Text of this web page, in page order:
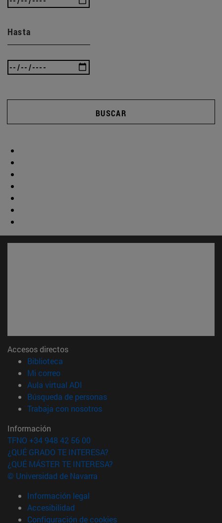
Hasta
BUSCAR
Accesos directos
Biblioteca
Mi correo(abre en nueva ventana)
Aula virtual ADI
Búsqueda de personas(abre en nueva ventana)
Trabaja con nosotros(abre en nueva ventana)
Información
TFNO +34 948 42 56 00
¿QUÉ GRADO TE INTERESA?
¿QUÉ MÁSTER TE INTERESA?
© Universidad de Navarra
Información legal
Accesibilidad
Configuración de cookies